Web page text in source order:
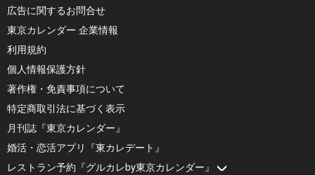
広告に関するお問合せ
東京カレンダー 企業情報
利用規約
個人情報保護方針
著作権・免責事項について
特定商取引法に基づく表示
月刊誌『東京カレンダー』
婚活・恋活アプリ『東カレデート』
レストラン予約『グルカレby東京カレンダー』